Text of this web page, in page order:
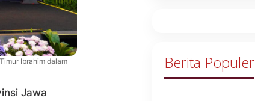
Ibrahim dalam
Jawa
Berita Populer